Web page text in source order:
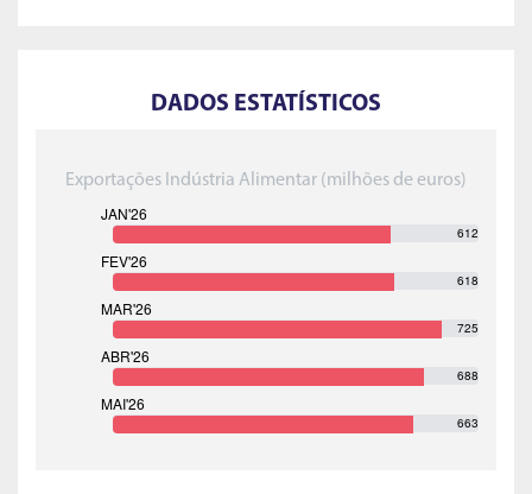
DADOS ESTATÍSTICOS
Exportações Indústria Alimentar (milhões de euros)
612
618
725
688
663